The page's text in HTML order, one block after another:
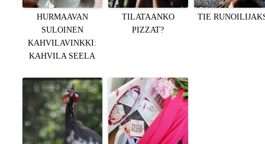
HURMAAVAN
SULOINEN
KAHVILAVINKKI:
KAHVILA SEELA
TILATAANKO
PIZZAT?
TIE